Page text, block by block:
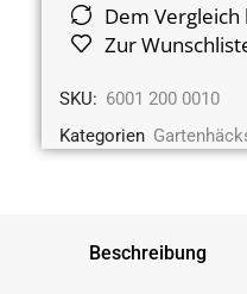
Dem
Zur
SKU: 6001 200 0010
Kategorien
Beschreibung